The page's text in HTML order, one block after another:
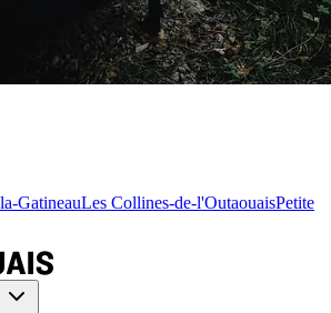
GatineauLes Collines-de-l'OutaouaisPetite